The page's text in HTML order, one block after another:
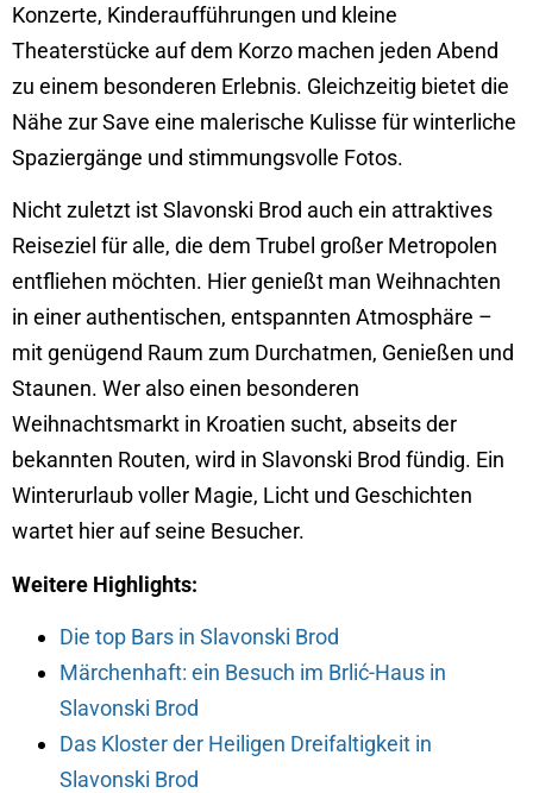
Konzerte, Kinderaufführungen und kleine
Theaterstücke auf dem Korzo machen jeden Abend
zu einem besonderen Erlebnis. Gleichzeitig bietet die
Nähe zur Save eine malerische Kulisse für winterliche
Spaziergänge und stimmungsvolle Fotos.
Nicht zuletzt ist Slavonski Brod auch ein attraktives
Reiseziel für alle, die dem Trubel großer Metropolen
entfliehen möchten. Hier genießt man Weihnachten
in einer authentischen, entspannten Atmosphäre –
mit genügend Raum zum Durchatmen, Genießen und
Staunen. Wer also einen besonderen
Weihnachtsmarkt in Kroatien sucht, abseits der
bekannten Routen, wird in Slavonski Brod fündig. Ein
Winterurlaub voller Magie, Licht und Geschichten
wartet hier auf seine Besucher.
Weitere Highlights:
Die top Bars in Slavonski Brod
Märchenhaft: ein Besuch im Brlić-Haus in
Slavonski Brod
Das Kloster der Heiligen Dreifaltigkeit in
Slavonski Brod